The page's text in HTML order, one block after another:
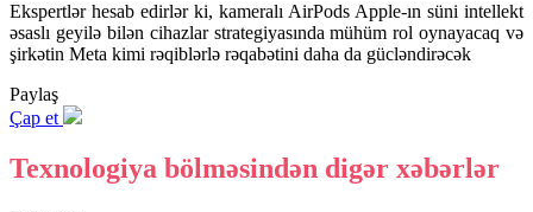
Ekspertlər hesab edirlər ki, kameralı AirPods Apple-ın süni intellekt
əsaslı geyilə bilən cihazlar strategiyasında mühüm rol oynayacaq və
şirkətin Meta kimi rəqiblərlə rəqabətini daha da gücləndirəcək
Paylaş
Çap et
Texnologiya bölməsindən digər xəbərlər